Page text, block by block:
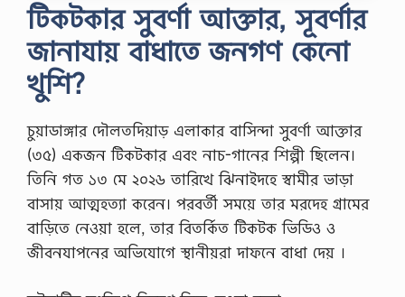
টিকটকার সুবর্ণা আক্তার, সূবর্ণার
জানাযায় বাধাতে জনগণ কেনো
খুশি?
চুয়াডাঙ্গার দৌলতদিয়াড় এলাকার বাসিন্দা সুবর্ণা আক্তার
(৩৫) একজন টিকটকার এবং নাচ-গানের শিল্পী ছিলেন।
তিনি গত ১৩ মে ২০২৬ তারিখে ঝিনাইদহে স্বামীর ভাড়া
বাসায় আত্মহত্যা করেন। পরবর্তী সময়ে তার মরদেহ গ্রামের
বাড়িতে নেওয়া হলে, তার বিতর্কিত টিকটক ভিডিও ও
জীবনযাপনের অভিযোগে স্থানীয়রা দাফনে বাধা দেয় ।